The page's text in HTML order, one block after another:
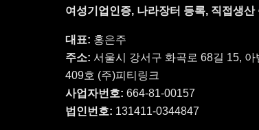
여성기업인증, 나라장터 등록, 직접생산
대표: 홍은주
주소: 서울시 강서구 화곡로 68길 15, 아
409호 (주)피티링크
사업자번호: 664-81-00157
법인번호: 131411-0344847